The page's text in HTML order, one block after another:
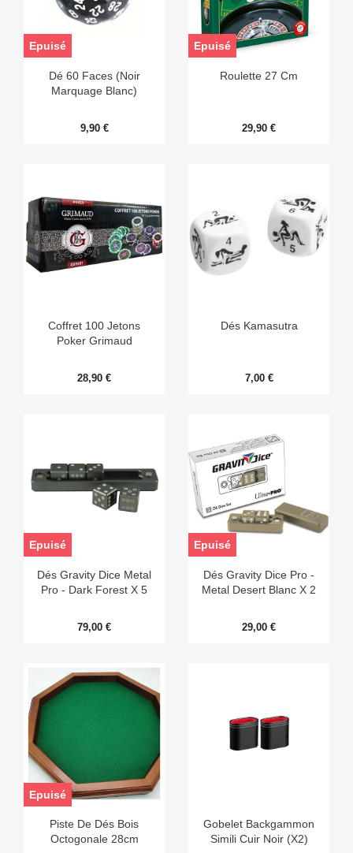
Dé 60 Faces (noir
Marquage Blanc)
9,90 €
Epuisé
Roulette 27 Cm
29,90 €
Epuisé
Coffret 100 Jetons
Poker Grimaud
28,90 €
Dés Kamasutra
7,00 €
Dés Gravity Dice Metal
Pro - Dark Forest X 5
79,00 €
Epuisé
Dés Gravity Dice Pro -
Metal Desert Blanc X 2
29,00 €
Epuisé
Piste De Dés Bois
Octogonale 28cm
Epuisé
Gobelet Backgammon
Simili Cuir Noir (x2)